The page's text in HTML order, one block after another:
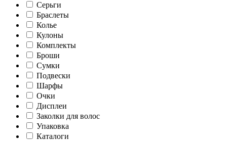
Серьги
Браслеты
Колье
Кулоны
Комплекты
Броши
Сумки
Подвески
Шарфы
Очки
Дисплеи
Заколки для волос
Упаковка
Каталоги